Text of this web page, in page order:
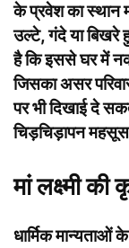
के प्रवेश का स्थान
उल्टे, गंदे या बिखरे
है कि इससे घर में
जिसका असर
पर भी दिखाई दे
चिड़चिड़ापन
मां लक्ष्मी
धार्मिक मान्यताओं